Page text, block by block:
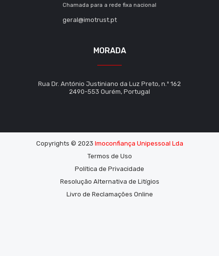
Chamada para a rede fixa nacional
geral@imotrust.pt
MORADA
Rua Dr. António Justiniano da Luz Preto, n.º 162
2490-553 Ourém, Portugal
Copyrights © 2023 Imoconfiança Unipessoal Lda
Termos de Uso
Política de Privacidade
Resolução Alternativa de Litígios
Livro de Reclamações Online